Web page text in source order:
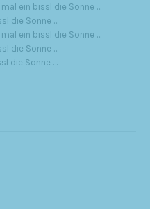
ein bissl die Sonne …
die Sonne …
ein bissl die Sonne …
die Sonne …
die Sonne …